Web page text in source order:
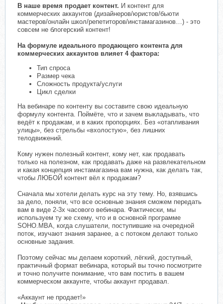
В наше время продает контент. И контент для
коммерческих аккаунтов (дизайнеров/юристов/бьюти
мастеров/онлайн школ/репетиторов/инстамагазинов…) - это
совсем не блогерский контент!
На формуле идеального продающего контента для
коммерческих аккаунтов влияет 4 фактора:
Тип спроса
Размер чека
Сложность продукта/услуги
Цикл сделки
На вебинаре по контенту вы составите свою идеальную
формулу контента. Поймёте, что и зачем выкладывать, что
ведёт к продажам, и в каких пропорциях. Без «отапливания
улицы», без стрельбы «вхолостую», без лишних
телодвижений.
Кому нужен полезный контент, кому нет, как продавать
только на полезном, как продавать даже на развлекательном
и какая концепция инстамагазина вам нужна, как делать так,
чтобы ЛЮБОЙ контент вёл к продажам?
Сначала мы хотели делать курс на эту тему. Но, взявшись
за дело, поняли, что все основные знания сможем передать
вам в виде 2-3х часового вебинара. Фактически, мы
используем ту же схему, что и в основной программе
SOHO.MBA, когда слушатели, поступившие на очередной
поток, изучают знания заранее, а с потоком делают только
основные задания.
Поэтому сейчас мы делаем короткий, лёгкий, доступный,
практичный формат вебинара, который вы точно посмотрите
и точно получите понимание, что вам постить в вашем
коммерческом аккаунте, чтобы аккаунт продавал.
«Аккаунт не продает!»